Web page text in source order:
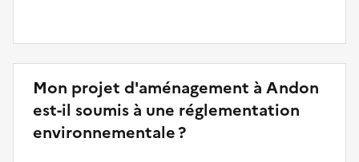
Mon projet d'aménagement à Andon
est-il soumis à une réglementation
environnementale ?